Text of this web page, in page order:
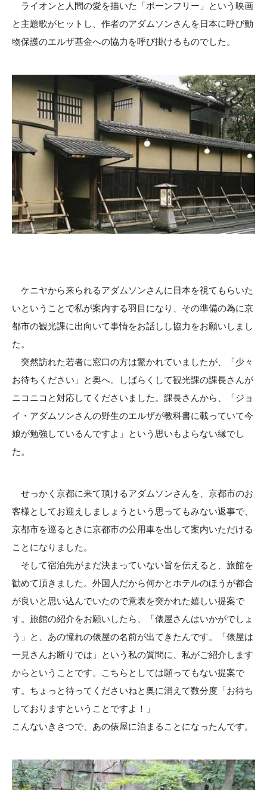
ライオンと人間の愛を描いた「ボーンフリー」という映画
と主題歌がヒットし、作者のアダムソンさんを日本に呼び動
物保護のエルザ基金への協力を呼び掛けるものでした。
ケニヤから来られるアダムソンさんに日本を視てもらいた
いということで私が案内する羽目になり、その準備の為に京
都市の観光課に出向いて事情をお話しし協力をお願いしまし
た。
突然訪れた若者に窓口の方は驚かれていましたが、「少々
お待ちください」と奥へ。しばらくして観光課の課長さんが
ニコニコと対応してくださいました。課長さんから、「ジョ
イ・アダムソンさんの野生のエルザが教科書に載っていて今
娘が勉強しているんですよ」という思いもよらない縁でし
た。
せっかく京都に来て頂けるアダムソンさんを、京都市のお
客様としてお迎えしましょうという思ってもみない返事で、
京都市を巡るときに京都市の公用車を出して案内いただける
ことになりました。
そして宿泊先がまだ決まっていない旨を伝えると、旅館を
勧めて頂きました。外国人だから何かとホテルのほうが都合
が良いと思い込んでいたので意表を突かれた嬉しい提案で
す。旅館の紹介をお願いしたら、「俵屋さんはいかがでしょ
う」と、あの憧れの俵屋の名前が出てきたんです。「俵屋は
一見さんお断りでは」という私の質問に、私がご紹介します
からということです。こちらとしては願ってもない提案で
す。ちょっと待ってくださいねと奥に消えて数分度「お待ち
しておりますということですよ！」
こんないきさつで、あの俵屋に泊まることになったんです。